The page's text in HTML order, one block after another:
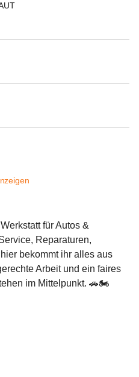
für Autos &
Reparaturen,
bekommt ihr alles aus
Arbeit und ein faires
im Mittelpunkt. 🚗🏍️